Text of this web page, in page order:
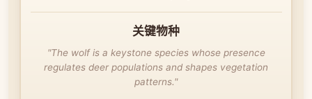
关键物种
"The wolf is a keystone species whose presence
regulates deer populations and shapes vegetation
patterns."